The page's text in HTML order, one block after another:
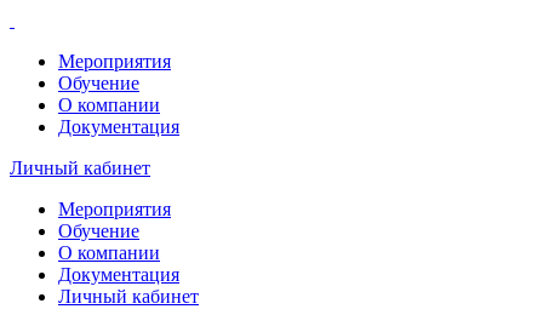
Мероприятия
Обучение
О компании
Документация
Личный кабинет
Мероприятия
Обучение
О компании
Документация
Личный кабинет